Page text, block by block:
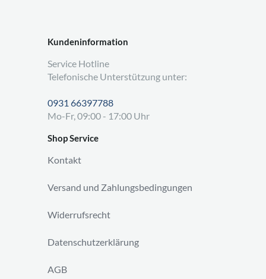
Kundeninformation
Service Hotline
Telefonische Unterstützung unter:
0931 66397788
Mo-Fr, 09:00 - 17:00 Uhr
Shop Service
Kontakt
Versand und Zahlungsbedingungen
Widerrufsrecht
Datenschutzerklärung
AGB